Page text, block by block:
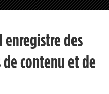
enregistre des
contenu et de